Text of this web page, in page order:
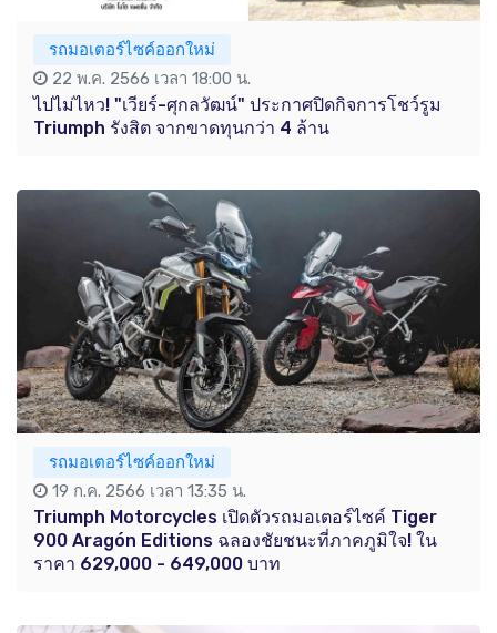
รถมอเตอร์ไซค์ออกใหม่
22 พ.ค. 2566 เวลา 18:00 น.
ไปไม่ไหว! "เวียร์-ศุกลวัฒน์" ประกาศปิดกิจการโชว์รูม
Triumph รังสิต จากขาดทุนกว่า 4 ล้าน
รถมอเตอร์ไซค์ออกใหม่
19 ก.ค. 2566 เวลา 13:35 น.
Triumph Motorcycles เปิดตัวรถมอเตอร์ไซค์ Tiger
900 Aragón Editions ฉลองชัยชนะที่ภาคภูมิใจ! ใน
ราคา 629,000 - 649,000 บาท